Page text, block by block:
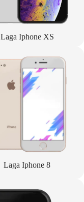
Laga Iphone XS
Laga Iphone 8